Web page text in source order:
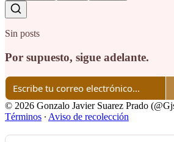
Sin posts
Por supuesto, sigue adelante.
© 2026 Gonzalo Javier Suarez Prado
Términos ∙ Aviso de recolección